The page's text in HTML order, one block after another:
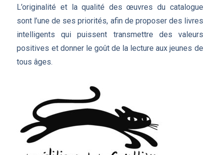
L’originalité et la qualité des œuvres du catalogue
sont l’une de ses priorités, afin de proposer des livres
intelligents qui puissent transmettre des valeurs
positives et donner le goût de la lecture aux jeunes de
tous âges.